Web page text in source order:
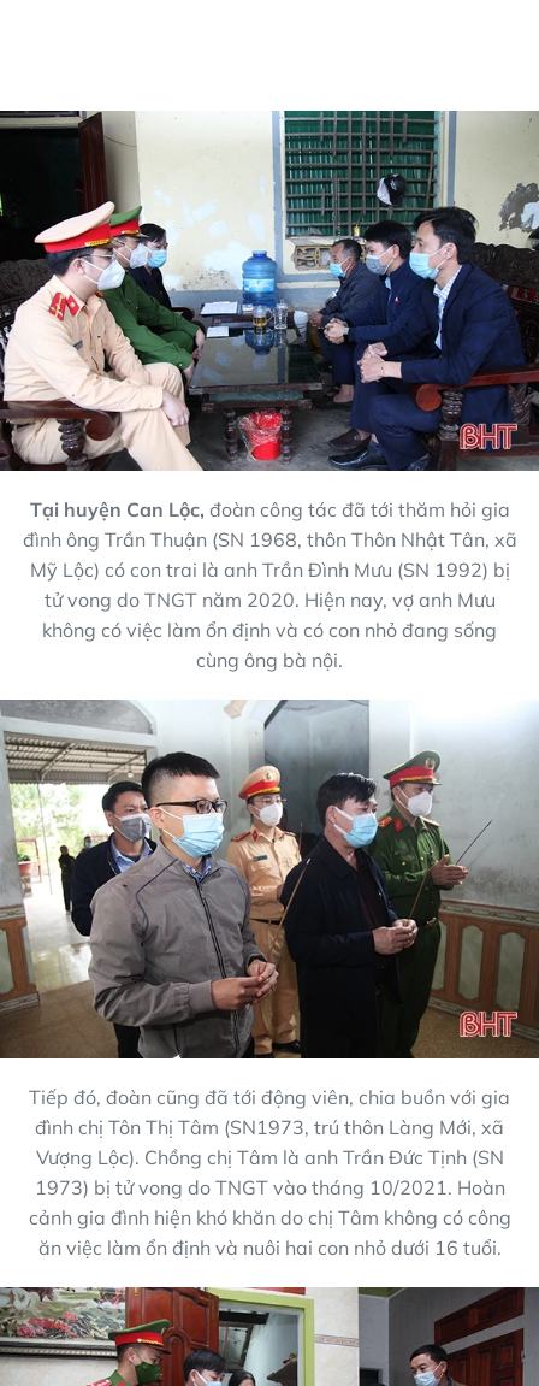
Tại huyện Can Lộc, đoàn công tác đã tới thăm hỏi gia
đình ông Trần Thuận (SN 1968, thôn Thôn Nhật Tân, xã
Mỹ Lộc) có con trai là anh Trần Đình Mưu (SN 1992) bị
tử vong do TNGT năm 2020. Hiện nay, vợ anh Mưu
không có việc làm ổn định và có con nhỏ đang sống
cùng ông bà nội.
Tiếp đó, đoàn cũng đã tới động viên, chia buồn với gia
đình chị Tôn Thị Tâm (SN1973, trú thôn Làng Mới, xã
Vượng Lộc). Chồng chị Tâm là anh Trần Đức Tịnh (SN
1973) bị tử vong do TNGT vào tháng 10/2021. Hoàn
cảnh gia đình hiện khó khăn do chị Tâm không có công
ăn việc làm ổn định và nuôi hai con nhỏ dưới 16 tuổi.